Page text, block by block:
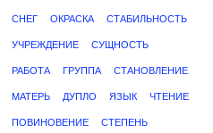
СНЕГ ОКРАСКА СТАБИЛЬНОСТЬ
УЧРЕЖДЕНИЕ СУЩНОСТЬ
РАБОТА ГРУППА СТАНОВЛЕНИЕ
МАТЕРЬ ДУПЛО ЯЗЫК ЧТЕНИЕ
ПОВИНОВЕНИЕ СТЕПЕНЬ